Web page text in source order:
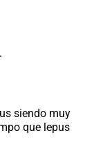
siendo muy
que lepus